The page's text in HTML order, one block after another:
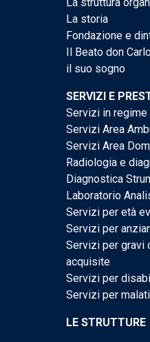
La storia
Fondazione e
Il Beato don
il suo sogno
SERVIZI E
Servizi in
Servizi Area
Servizi Area
Radiologia e
Diagnostica
Laboratorio
Servizi per età
Servizi per
Servizi per gravi
acquisite
Servizi per
Servizi per
LE STRUTTURE